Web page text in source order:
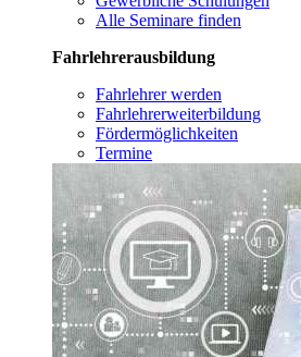
Alle Seminare finden
Fahrlehrerausbildung
Fahrlehrer werden
Fahrlehrerweiterbildung
Fördermöglichkeiten
Termine